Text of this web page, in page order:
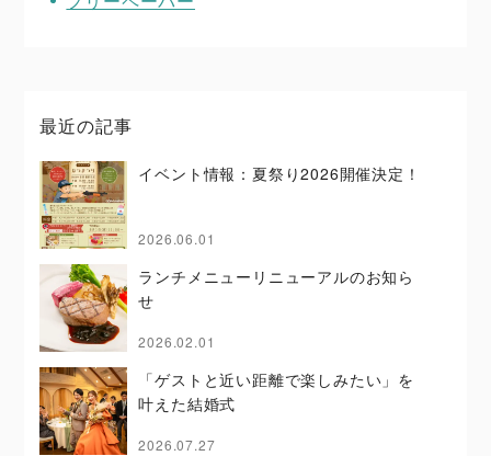
最近の記事
イベント情報：夏祭り2026開催決定！
2026.06.01
ランチメニューリニューアルのお知ら
せ
2026.02.01
「ゲストと近い距離で楽しみたい」を
叶えた結婚式
2026.07.27